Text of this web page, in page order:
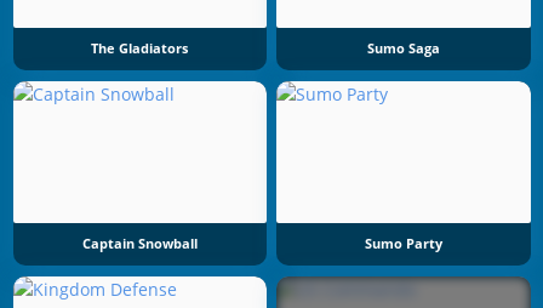
The Gladiators Sumo Saga
Captain Snowball Sumo Party